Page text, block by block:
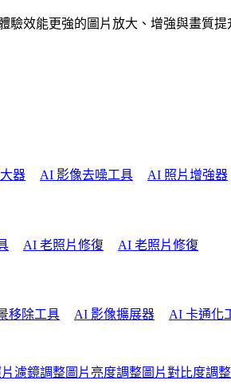
驗效能更強的圖片放大、增強與畫質提
器 AI 影像去噪工具 AI 照片增強器
AI 老照片修復 AI 老照片修復
移除工具 AI 影像擴展器
AI 卡通化
濾鏡調整圖片亮度調整圖片對比度調